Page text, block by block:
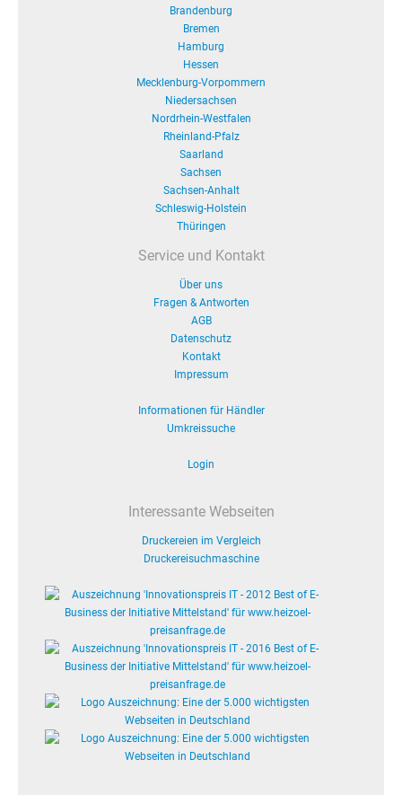
Brandenburg
Bremen
Hamburg
Hessen
Mecklenburg-Vorpommern
Niedersachsen
Nordrhein-Westfalen
Rheinland-Pfalz
Saarland
Sachsen
Sachsen-Anhalt
Schleswig-Holstein
Thüringen
Service und Kontakt
Über uns
Fragen & Antworten
AGB
Datenschutz
Kontakt
Impressum
Informationen für Händler
Umkreissuche
Login
Interessante Webseiten
Druckereien im Vergleich
Druckereisuchmaschine